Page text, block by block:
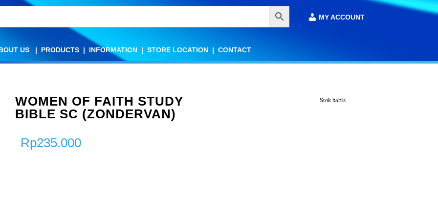
US | PRODUCTS | INFORMATION | STORE LOCATION | CONTACT
MY ACCOUNT
US | PRODUCTS | INFORMATION | STORE LOCATION | CONTACT
MY ACCOUNT
WOMEN OF FAITH STUDY
BIBLE SC (ZONDERVAN)
Rp235.000
Stok habis